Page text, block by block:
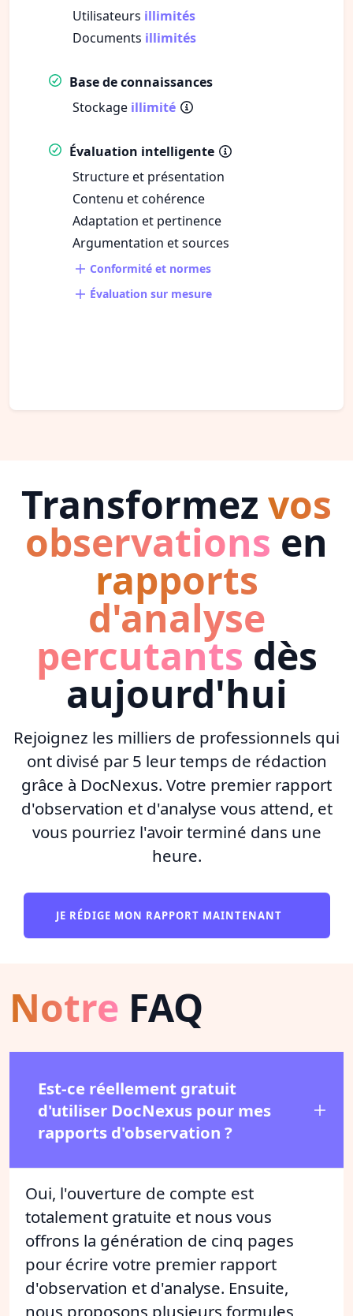
Utilisateurs illimités
Documents illimités
Base de connaissances
Stockage illimité
Évaluation intelligente
Structure et présentation
Contenu et cohérence
Adaptation et pertinence
Argumentation et sources
Conformité et normes
Évaluation sur mesure
Transformez vos
observations en
rapports
d'analyse
percutants dès
aujourd'hui
Rejoignez les milliers de professionnels qui
ont divisé par 5 leur temps de rédaction
grâce à DocNexus. Votre premier rapport
d'observation et d'analyse vous attend, et
vous pourriez l'avoir terminé dans une
heure.
JE RÉDIGE MON RAPPORT MAINTENANT
Notre FAQ
Est-ce réellement gratuit
d'utiliser DocNexus pour mes
rapports d'observation ?
Oui, l'ouverture de compte est
totalement gratuite et nous vous
offrons la génération de cinq pages
pour écrire votre premier rapport
d'observation et d'analyse. Ensuite,
nous proposons plusieurs formules